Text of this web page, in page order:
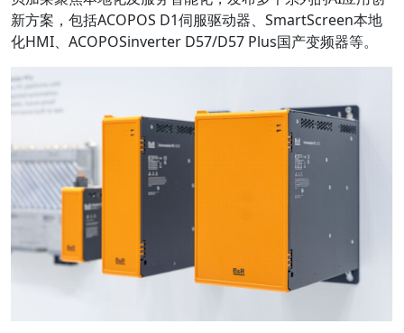
新方案，包括ACOPOS D1伺服驱动器、SmartScreen本地
化HMI、ACOPOSinverter D57/D57 Plus国产变频器等。